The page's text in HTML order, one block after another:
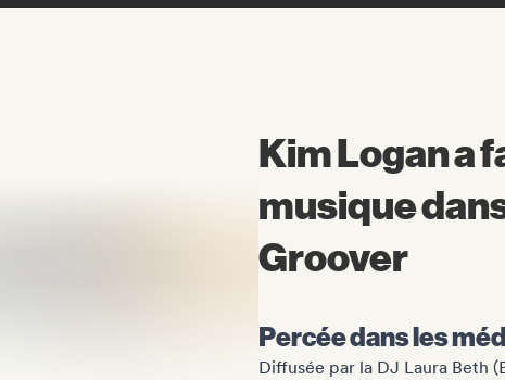
Kim Logan a
musique
Groover
Percée dans les
Diffusée par la DJ Laura Beth